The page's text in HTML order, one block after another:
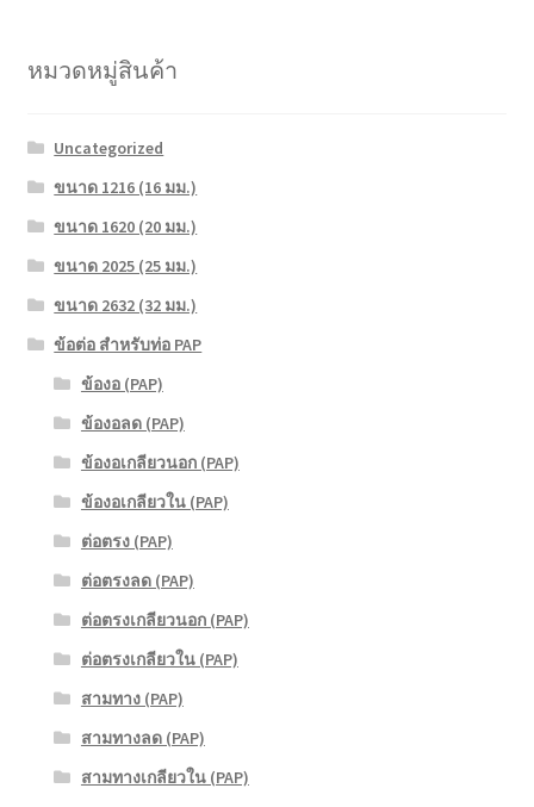
หมวดหมู่สินค้า
Uncategorized
ขนาด 1216 (16 มม.)
ขนาด 1620 (20 มม.)
ขนาด 2025 (25 มม.)
ขนาด 2632 (32 มม.)
ข้อต่อ สำหรับท่อ PAP
ข้องอ (PAP)
ข้องอลด (PAP)
ข้องอเกลียวนอก (PAP)
ข้องอเกลียวใน (PAP)
ต่อตรง (PAP)
ต่อตรงลด (PAP)
ต่อตรงเกลียวนอก (PAP)
ต่อตรงเกลียวใน (PAP)
สามทาง (PAP)
สามทางลด (PAP)
สามทางเกลียวใน (PAP)